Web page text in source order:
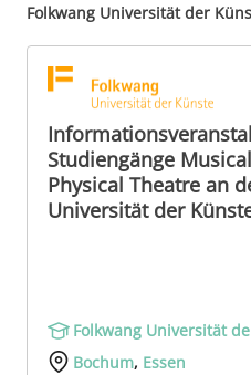
Folkwang Universität der
Studiengänge
Physical Theatre an
Universität der
Folkwang Universität
Bochum, Essen